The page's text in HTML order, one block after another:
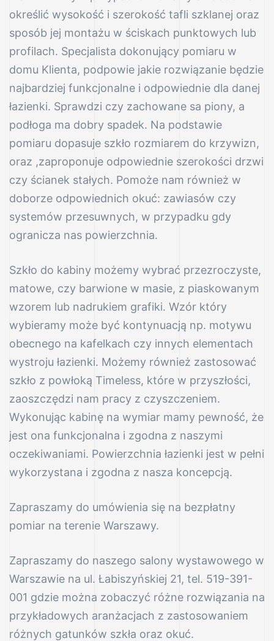
określić wysokość i szerokość tafli szklanej oraz
sposób jej montażu w ściskach punktowych lub
profilach. Specjalista dokonujący pomiaru w
domu Klienta, podpowie jakie rozwiązanie będzie
najbardziej funkcjonalne i odpowiednie dla danej
łazienki. Sprawdzi czy zachowane sa piony, a
podłoga ma dobry spadek. Na podstawie
pomiaru dopasuje szkło rozmiarem do krzywizn,
oraz ,zaproponuje odpowiednie szerokości drzwi
czy ścianek stałych. Pomoże nam również w
doborze odpowiednich okuć: zawiasów czy
systemów przesuwnych, w przypadku gdy
ogranicza nas powierzchnia.
Szkło do kabiny możemy wybrać przezroczyste,
matowe, czy barwione w masie, z piaskowanym
wzorem lub nadrukiem grafiki. Wzór który
wybieramy może być kontynuacją np. motywu
obecnego na kafelkach czy innych elementach
wystroju łazienki. Możemy również zastosować
szkło z powłoką Timeless, które w przyszłości,
zaoszczędzi nam pracy z czyszczeniem.
Wykonując kabinę na wymiar mamy pewność, że
jest ona funkcjonalna i zgodna z naszymi
oczekiwaniami. Powierzchnia łazienki jest w pełni
wykorzystana i zgodna z nasza koncepcją.
Zapraszamy do umówienia się na bezpłatny
pomiar na terenie Warszawy.
Zapraszamy do naszego salony wystawowego w
Warszawie na ul. Łabiszyńskiej 21, tel. 519-391-
001 gdzie można zobaczyć różne rozwiązania na
przykładowych aranżacjach z zastosowaniem
różnych gatunków szkła oraz okuć.